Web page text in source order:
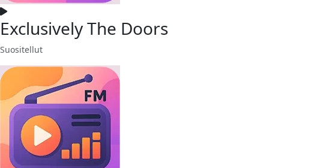
Exclusively The Doors
Suositellut